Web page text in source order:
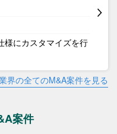
様にカスタマイズを行
界の全てのM&A案件を見る
案件